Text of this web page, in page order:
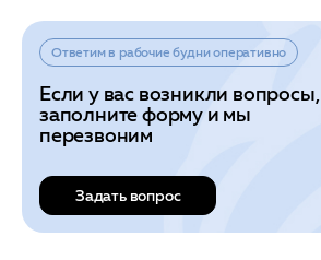
Ответим в рабочие будни оперативно
Если у вас возникли вопросы,
заполните форму и мы
перезвоним
Задать вопрос